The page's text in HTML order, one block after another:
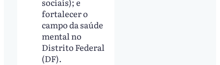
fortalecer o
campo da saúde
mental no
Distrito Federal
(DF).